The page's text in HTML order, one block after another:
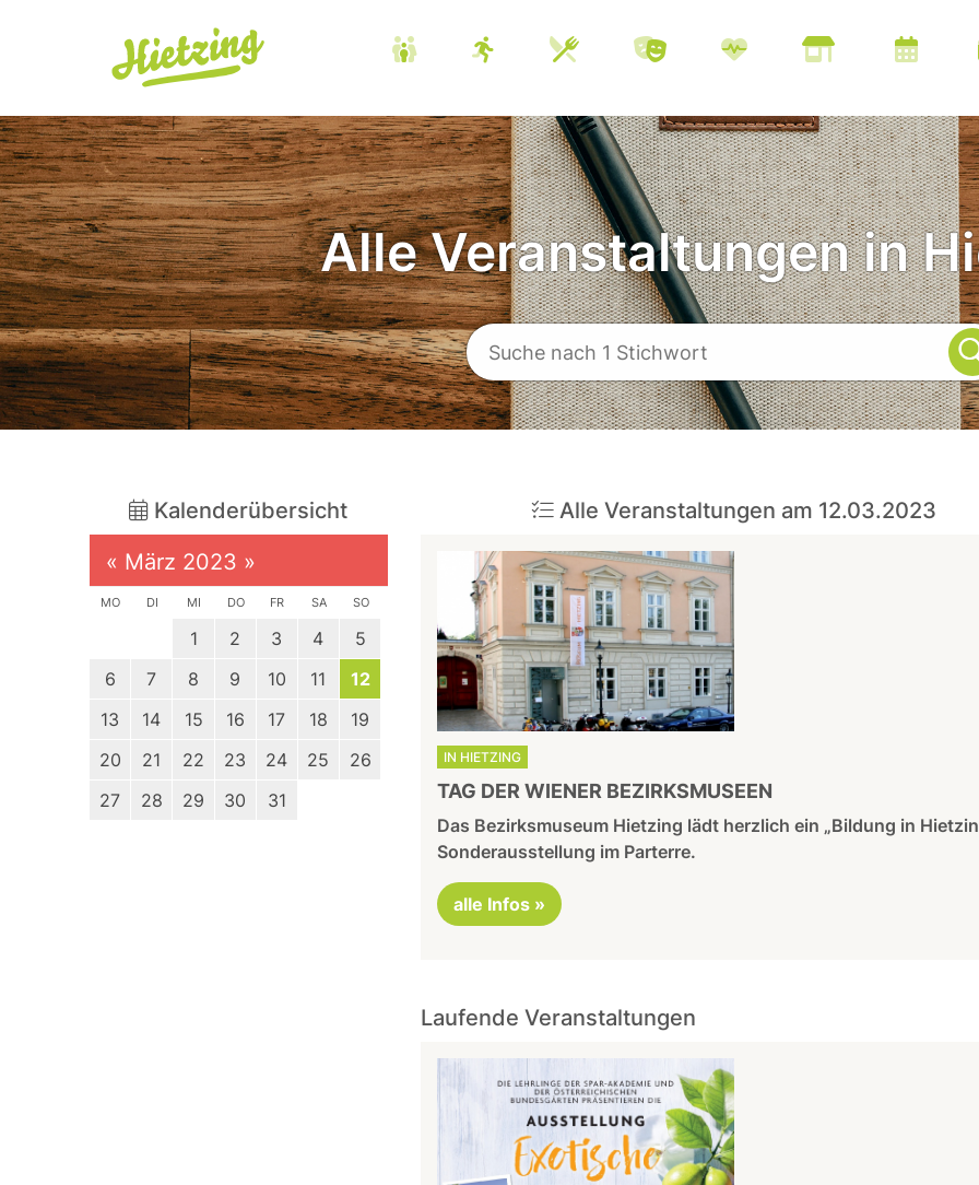
Alle Veranstaltungen in
Kalenderübersicht Alle Veranstaltungen am 12.03.2023
« März 2023 »
MO DI MI DO FR SA SO
1 2 3 4
5
6
7 8 9 10 11
12
13
14 15 16 17 18
19
20
21 22 23 24 25
26
27
28 29 30 31
IN HIETZING
TAG DER WIENER BEZIRKSMUSEEN
Das Bezirksmuseum Hietzing lädt herzlich ein „Bildung in
Sonderausstellung im Parterre.
alle Infos »
Laufende Veranstaltungen